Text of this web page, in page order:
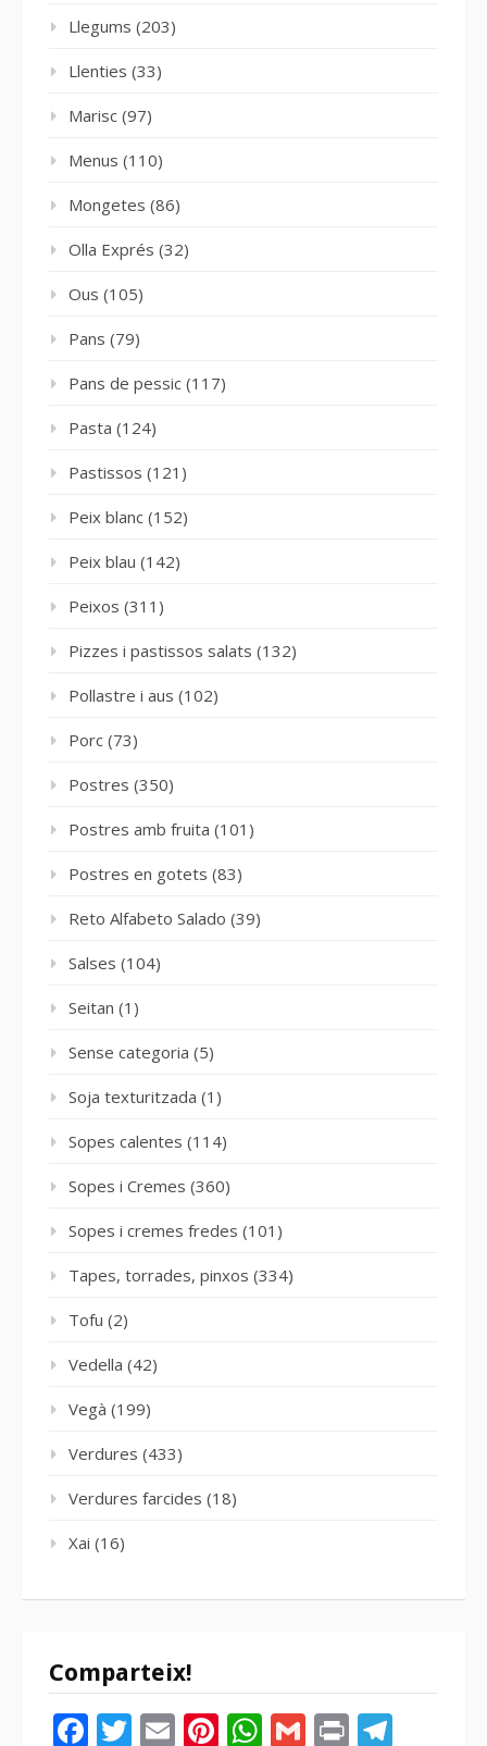
Llegums (203)
Llenties (33)
Marisc (97)
Menus (110)
Mongetes (86)
Olla Exprés (32)
Ous (105)
Pans (79)
Pans de pessic (117)
Pasta (124)
Pastissos (121)
Peix blanc (152)
Peix blau (142)
Peixos (311)
Pizzes i pastissos salats (132)
Pollastre i aus (102)
Porc (73)
Postres (350)
Postres amb fruita (101)
Postres en gotets (83)
Reto Alfabeto Salado (39)
Salses (104)
Seitan (1)
Sense categoria (5)
Soja texturitzada (1)
Sopes calentes (114)
Sopes i Cremes (360)
Sopes i cremes fredes (101)
Tapes, torrades, pinxos (334)
Tofu (2)
Vedella (42)
Vegà (199)
Verdures (433)
Verdures farcides (18)
Xai (16)
Comparteix!
Facebook
Twitter
EmailPinterest
WhatsApp
Gmail
Print